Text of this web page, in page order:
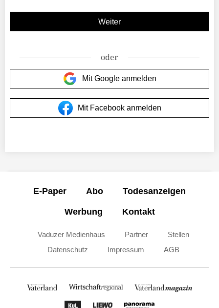
oder
Mit Google anmelden
Mit Facebook anmelden
E-Paper Abo Todesanzeigen
Werbung Kontakt
Vaduzer Medienhaus Partner
Stellen
Datenschutz
Impressum AGB